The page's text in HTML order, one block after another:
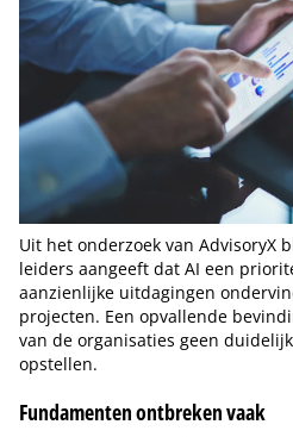
Uit het onderzoek van AdvisoryX
leiders aangeeft dat AI een
aanzienlijke uitdagingen
projecten. Een opvallende
van de organisaties geen
opstellen.
Fundamenten ontbreken vaak